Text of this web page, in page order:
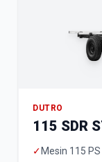
DUTRO
115 SDR
✓ Mesin 115